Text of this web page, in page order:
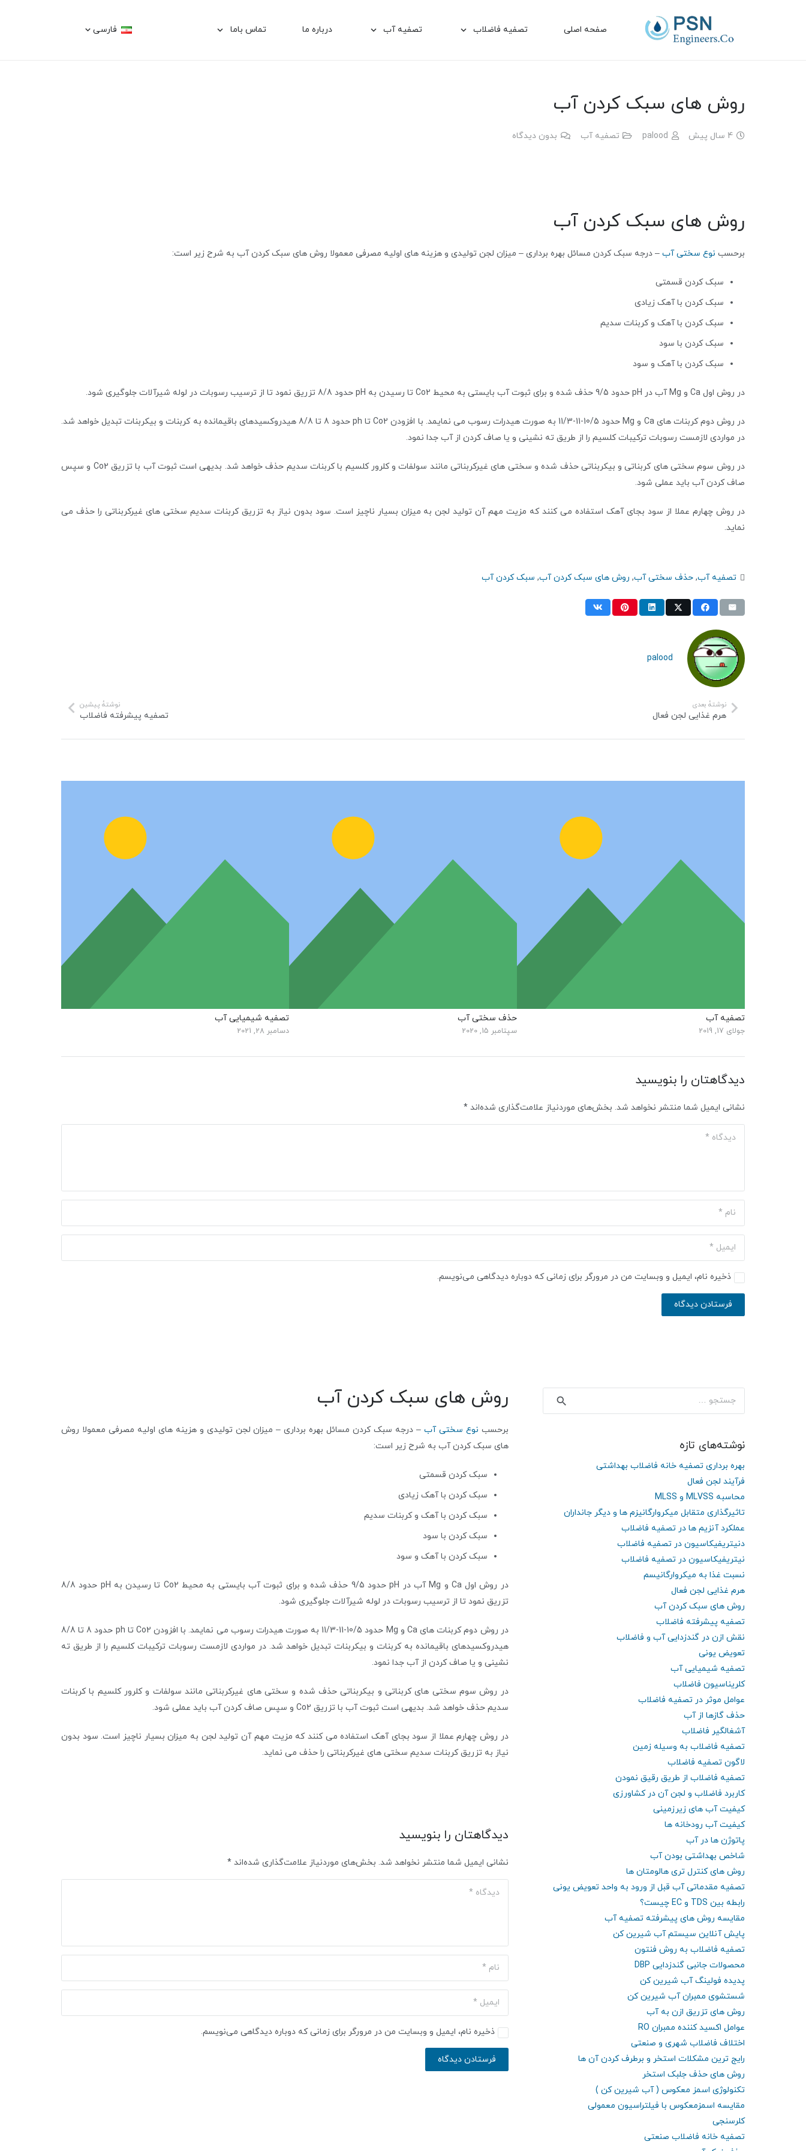
صفحه اصلی تصفیه فاضلاب تصفیه آب درباره ما تماس باما فارسی
روش های سبک کردن آب
4 سال پیش palood تصفیه آب بدون دیدگاه
روش های سبک کردن آب
برحسب نوع سختی آب – درجه سبک کردن مسائل بهره برداری – میزان لجن تولیدی و هزینه های اولیه مصرفی معمولا روش های سبک کردن آب به شرح زیر است:
سبک کردن قسمتی
سبک کردن با آهک زیادی
سبک کردن با آهک و کربنات سدیم
سبک کردن با سود
سبک کردن با آهک و سود
در روش اول Ca و Mg آب در pH حدود 9/5 حذف شده و برای ثبوت آب بایستی به محیط Co2 تا رسیدن به pH حدود 8/8 تزریق نمود تا از ترسیب رسوبات در لوله شیرآلات جلوگیری شود.
در روش دوم کربنات های Ca و Mg حدود 10/5-11-11/3 به صورت هیدرات رسوب می نمایمد. با افزودن Co2 تا ph حدود 8 تا 8/8 هیدروکسیدهای باقیمانده به کربنات و بیکربنات تبدیل خواهد شد.
در مواردی لازمست رسوبات ترکیبات کلسیم را از طریق ته نشینی و یا صاف کردن از آب جدا نمود.
در روش سوم سختی های کربناتی و بیکربناتی حذف شده و سختی های غیرکربناتی مانند سولفات و کلرور کلسیم با کربنات سدیم حذف خواهد شد. بدیهی است ثبوت آب با تزریق Co2 و سپس
صاف کردن آب باید عملی شود.
در روش چهارم عملا از سود بجای آهک استفاده می کنند که مزیت مهم آن تولید لجن به میزان بسیار ناچیز است. سود بدون نیاز به تزریق کربنات سدیم سختی های غیرکربناتی را حذف می
نماید.
تصفیه آب, حذف سختی آب, روش های سبک کردن آب, سبک کردن آب
palood
نوشتهٔ پیشین
تصفیه پیشرفته فاضلاب
نوشتهٔ بعدی
هرم غذایی لجن فعال
تصفیه آب
جولای 17, 2019
حذف سختی آب
سپتامبر 15, 2020
تصفیه شیمیایی آب
دسامبر 28, 2021
دیدگاهتان را بنویسید
نشانی ایمیل شما منتشر نخواهد شد. بخش‌های موردنیاز علامت‌گذاری شده‌اند *
ذخیره نام، ایمیل و وبسایت من در مرورگر برای زمانی که دوباره دیدگاهی می‌نویسم.
فرستادن دیدگاه
روش های سبک کردن آب
برحسب نوع سختی آب – درجه سبک کردن مسائل بهره برداری – میزان لجن تولیدی و هزینه های اولیه مصرفی معمولا روش
های سبک کردن آب به شرح زیر است:
سبک کردن قسمتی
سبک کردن با آهک زیادی
سبک کردن با آهک و کربنات سدیم
سبک کردن با سود
سبک کردن با آهک و سود
در روش اول Ca و Mg آب در pH حدود 9/5 حذف شده و برای ثبوت آب بایستی به محیط Co2 تا رسیدن به pH حدود 8/8
تزریق نمود تا از ترسیب رسوبات در لوله شیرآلات جلوگیری شود.
در روش دوم کربنات های Ca و Mg حدود 10/5-11-11/3 به صورت هیدرات رسوب می نمایمد. با افزودن Co2 تا ph حدود 8 تا 8/8
هیدروکسیدهای باقیمانده به کربنات و بیکربنات تبدیل خواهد شد. در مواردی لازمست رسوبات ترکیبات کلسیم را از طریق ته
نشینی و یا صاف کردن از آب جدا نمود.
در روش سوم سختی های کربناتی و بیکربناتی حذف شده و سختی های غیرکربناتی مانند سولفات و کلرور کلسیم با کربنات
سدیم حذف خواهد شد. بدیهی است ثبوت آب با تزریق Co2 و سپس صاف کردن آب باید عملی شود.
در روش چهارم عملا از سود بجای آهک استفاده می کنند که مزیت مهم آن تولید لجن به میزان بسیار ناچیز است. سود بدون
نیاز به تزریق کربنات سدیم سختی های غیرکربناتی را حذف می نماید.
دیدگاهتان را بنویسید
نشانی ایمیل شما منتشر نخواهد شد. بخش‌های موردنیاز علامت‌گذاری شده‌اند*
ذخیره نام، ایمیل و وبسایت من در مرورگر برای زمانی که دوباره دیدگاهی می‌نویسم.
فرستادن دیدگاه
جستجو
برای:
نوشته‌های تازه
بهره برداری تصفیه خانه فاضلاب بهداشتی
فرآیند لجن فعال
محاسبه MLVSS و MLSS
تاثیرگذاری متقابل میکروارگانیزم ها و دیگر جانداران
عملکرد آنزیم ها در تصفیه فاضلاب
دنیتریفیکاسیون در تصفیه فاضلاب
نیتریفیکاسیون در تصفیه فاضلاب
نسبت غذا به میکروارگانیسم
هرم غذایی لجن فعال
روش های سبک کردن آب
تصفیه پیشرفته فاضلاب
نقش ازن در گندزدایی آب و فاضلاب
تعویض یونی
تصفیه شیمیایی آب
کلریناسیون فاضلاب
عوامل موثر در تصفیه فاضلاب
حذف گازها از آب
آشغالگیر فاضلاب
تصفیه فاضلاب به وسیله زمین
لاگون تصفیه فاضلاب
تصفیه فاضلاب از طریق رقیق نمودن
کاربرد فاضلاب و لجن آن در کشاورزی
کیفیت آب های زیرزمینی
کیفیت آب رودخانه ها
پاتوژن ها در آب
شاخص بهداشتی بودن آب
روش های کنترل تری هالومتان ها
تصفیه مقدماتی آب قبل از ورود به واحد تعویض یونی
رابطه بین TDS و EC چیست؟
مقایسه روش های پیشرفته تصفیه آب
پایش آنلاین سیستم آب شیرین کن
تصفیه فاضلاب به روش فنتون
محصولات جانبی گندزدایی DBP
پدیده فولینگ آب شیرین کن
شستشوی ممبران آب شیرین کن
روش های تزریق ازن به آب
عوامل اکسید کننده ممبران RO
اختلاف فاضلاب شهری و صنعتی
رایج ترین مشکلات استخر و برطرف کردن آن ها
روش های حذف جلبک استخر
تکنولوژی اسمز معکوس ( آب شیرین کن )
مقایسه اسمزمعکوس با فیلتراسیون معمولی
کلرسنجی
تصفیه خانه فاضلاب صنعتی